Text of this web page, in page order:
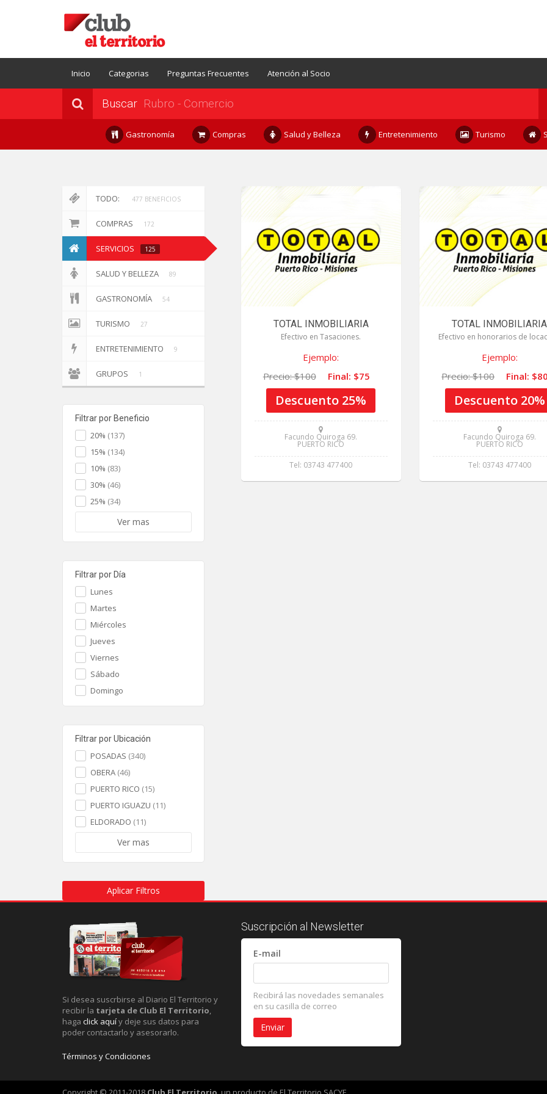
Inicio Categorias Preguntas Frecuentes Atención al Socio
Buscar
Gastronomía Compras Salud y Belleza Entretenimiento Turismo
TODO: 477 BENEFICIOS
COMPRAS 172
SERVICIOS 125
SALUD Y BELLEZA 89
GASTRONOMÍA 54
TURISMO 27
ENTRETENIMIENTO 9
GRUPOS 1
Filtrar por Beneficio
20% (137)
15% (134)
10% (83)
30% (46)
25% (34)
Ver mas
Filtrar por Día
Lunes
Martes
Miércoles
Jueves
Viernes
Sábado
Domingo
Filtrar por Ubicación
POSADAS (340)
OBERA (46)
PUERTO RICO (15)
PUERTO IGUAZU (11)
ELDORADO (11)
Ver mas
Aplicar Filtros
TOTAL INMOBILIARIA
Efectivo en Tasaciones.
Ejemplo:
Precio: $100
Final: $75
Descuento 25%
Facundo Quiroga 69.
PUERTO RICO
Tel: 03743 477400
TOTAL INMOBILIARIA
Efectivo en honorarios de
Ejemplo:
Precio: $100
Final: $80
Descuento 20%
Facundo Quiroga 69.
PUERTO RICO
Tel: 03743 477400
Si desea suscrbirse al Diario El Territorio y
recibir la tarjeta de Club El Territorio,
haga click aquíy deje sus datos para
poder contactarlo y asesorarlo.
Términos y Condiciones
Suscripción al Newsletter
E-mail
Recibirá las novedades semanales
en su casilla de correo